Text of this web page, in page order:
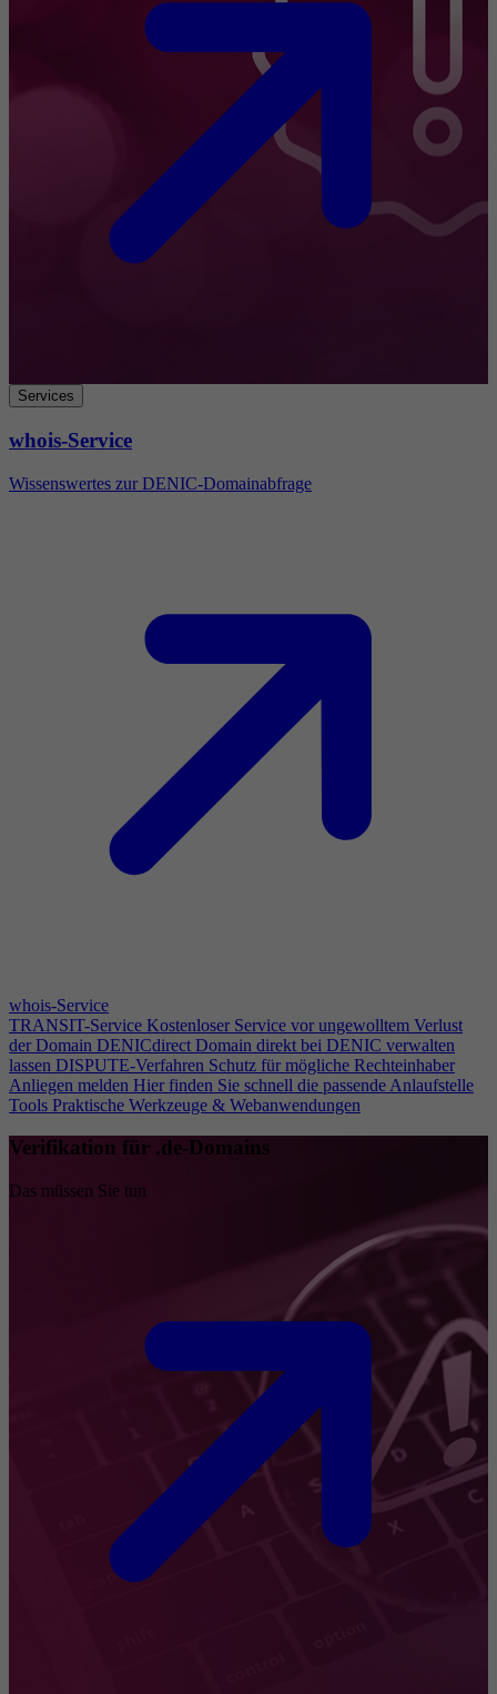
Services
whois-Service
Wissenswertes zur DENIC-Domainabfrage
whois-Service
TRANSIT-Service Kostenloser Service vor ungewolltem Verlust
der Domain DENICdirect Domain direkt bei DENIC verwalten
lassen DISPUTE-Verfahren Schutz für mögliche Rechteinhaber
Anliegen melden Hier finden Sie schnell die passende Anlaufstelle
Tools Praktische Werkzeuge & Webanwendungen
Verifikation für .de-Domains
Das müssen Sie tun